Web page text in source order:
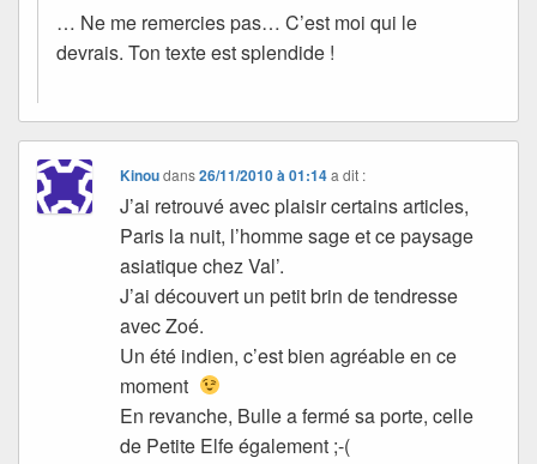
… Ne me remercies pas… C’est moi qui le
devrais. Ton texte est splendide !
Kinoudans26/11/2010 à 01:14 a dit :
J’ai retrouvé avec plaisir certains articles,
Paris la nuit, l’homme sage et ce paysage
asiatique chez Val’.
J’ai découvert un petit brin de tendresse
avec Zoé.
Un été indien, c’est bien agréable en ce
moment
En revanche, Bulle a fermé sa porte, celle
de Petite Elfe également ;-(